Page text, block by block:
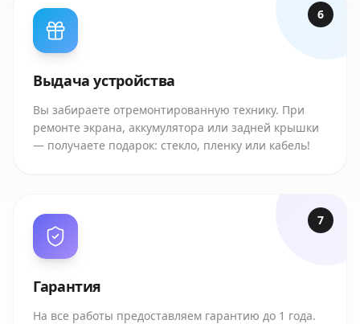
6
Выдача устройства
Вы забираете отремонтированную технику. При
ремонте экрана, аккумулятора или задней крышки
— получаете подарок: стекло, пленку или кабель!
7
Гарантия
На все работы предоставляем гарантию до 1 года.